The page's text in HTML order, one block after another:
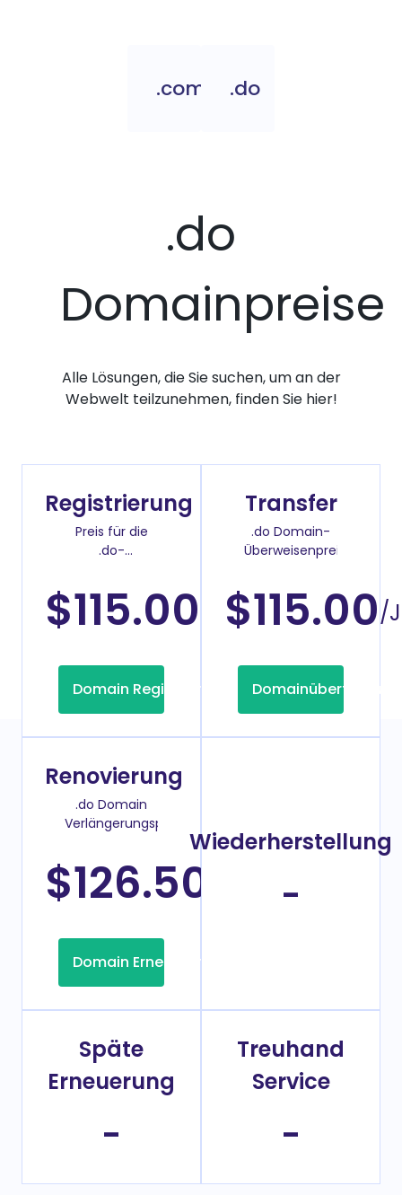
.com.do.do
.do
Domainpreise
Alle Lösungen, die Sie suchen, um an der
Webwelt teilzunehmen, finden Sie hier!
Registrierung
Preis für die
.do-
$115.00 /Jahr
Domain Registrierung
Transfer
.do Domain-
Überweisenpreis
$115.00/
Domainübertragung
Renovierung
.do Domain
Verlängerungspreis
$126.50
Domain Erneuerung
Wiederherstellung
-
Späte
Erneuerung
-
Treuhand
Service
-